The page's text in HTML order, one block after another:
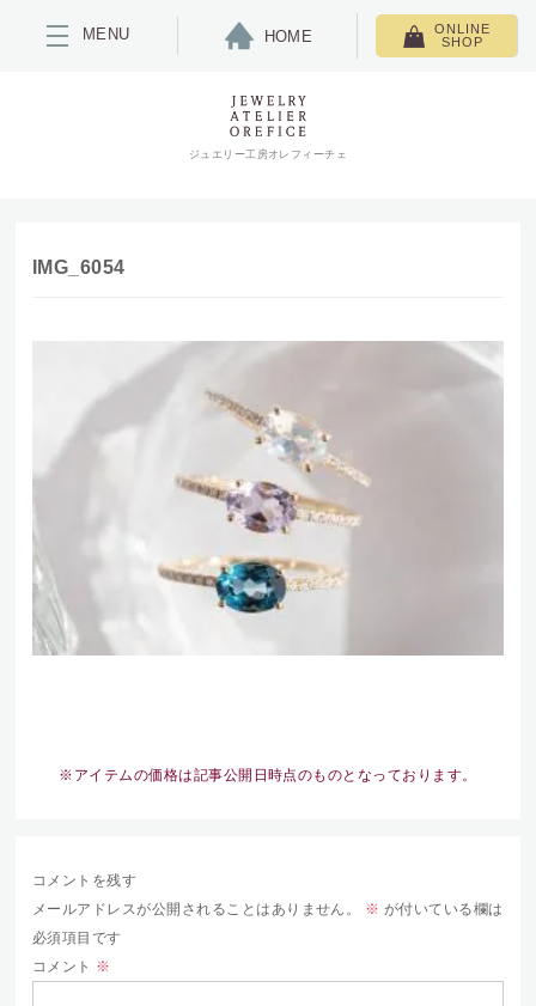
MENU HOME
ONLINE
SHOP
ジュエリー工房オレフィーチェ
IMG_6054
※アイテムの価格は記事公開日時点のものとなっております。
コメントを残す
メールアドレスが公開されることはありません。
※ が付いている欄は
必須項目です
コメント ※